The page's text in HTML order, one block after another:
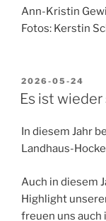
Ann-Kristin
Fotos: Kerstin
AM
2026-05-24
Es ist
In diesem Jahr
Landhaus-
Auch in diesem
Highlight
freuen uns auch